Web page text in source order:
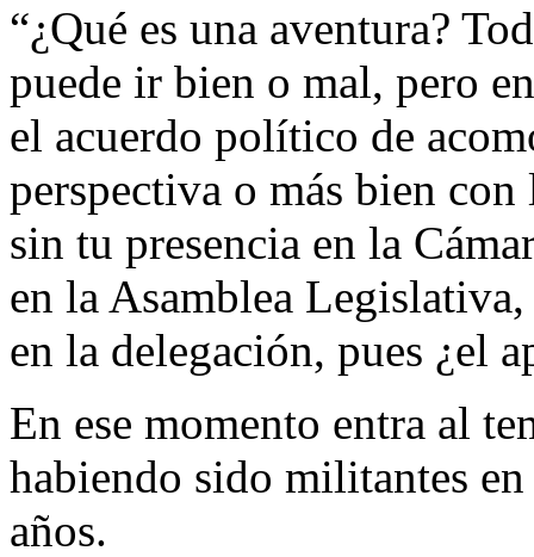
“¿Qué es una aventura?
puede ir bien o mal, pero
el acuerdo político de
perspectiva o más bien con
sin tu presencia en la
en la Asamblea
en la delegación, pues ¿el
En ese momento entra al
habiendo sido militantes
años.